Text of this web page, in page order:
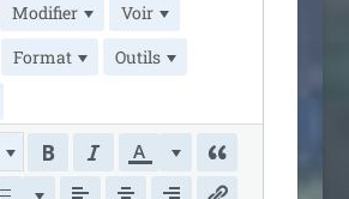
Modifier
Voir
Format
Outils